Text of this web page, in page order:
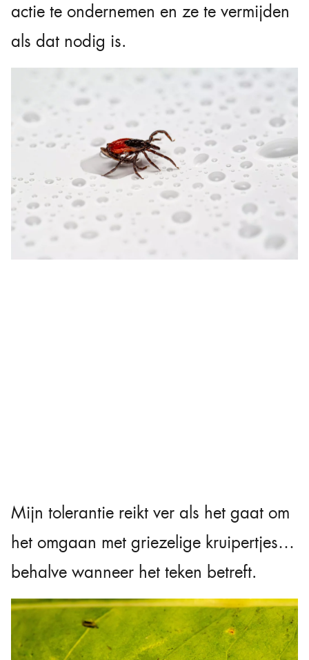
actie te ondernemen en ze te vermijden
als dat nodig is.
Mijn tolerantie reikt ver als het gaat om
het omgaan met griezelige kruipertjes…
behalve wanneer het teken betreft.